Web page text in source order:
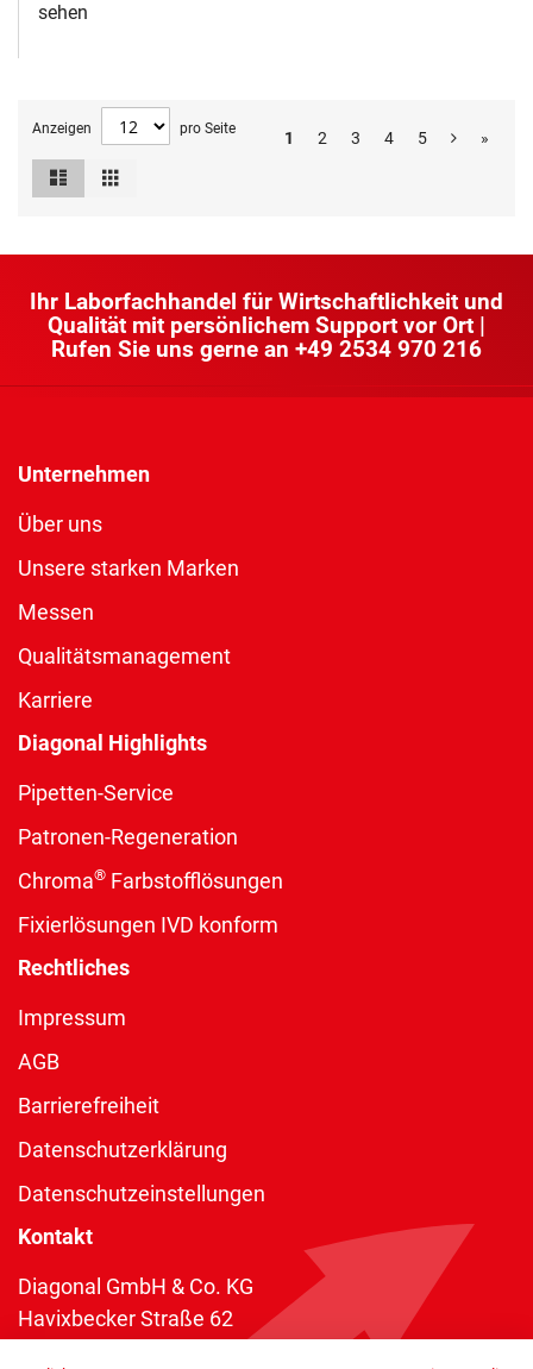
sehen
Anzeigen pro Seite 1 2 3 4 5 »
Ansicht
Ihr Laborfachhandel für Wirtschaftlichkeit und
Qualität mit persönlichem Support vor Ort |
Rufen Sie uns gerne an +49 2534 970 216
Unternehmen
Über uns
Unsere starken Marken
Messen
Qualitätsmanagement
Karriere
Diagonal Highlights
Pipetten-Service
Patronen-Regeneration
Chroma® Farbstofflösungen
Fixierlösungen IVD konform
Rechtliches
Impressum
AGB
Barrierefreiheit
Datenschutzerklärung
Datenschutzeinstellungen
Kontakt
Diagonal GmbH & Co. KG
Havixbecker Straße 62